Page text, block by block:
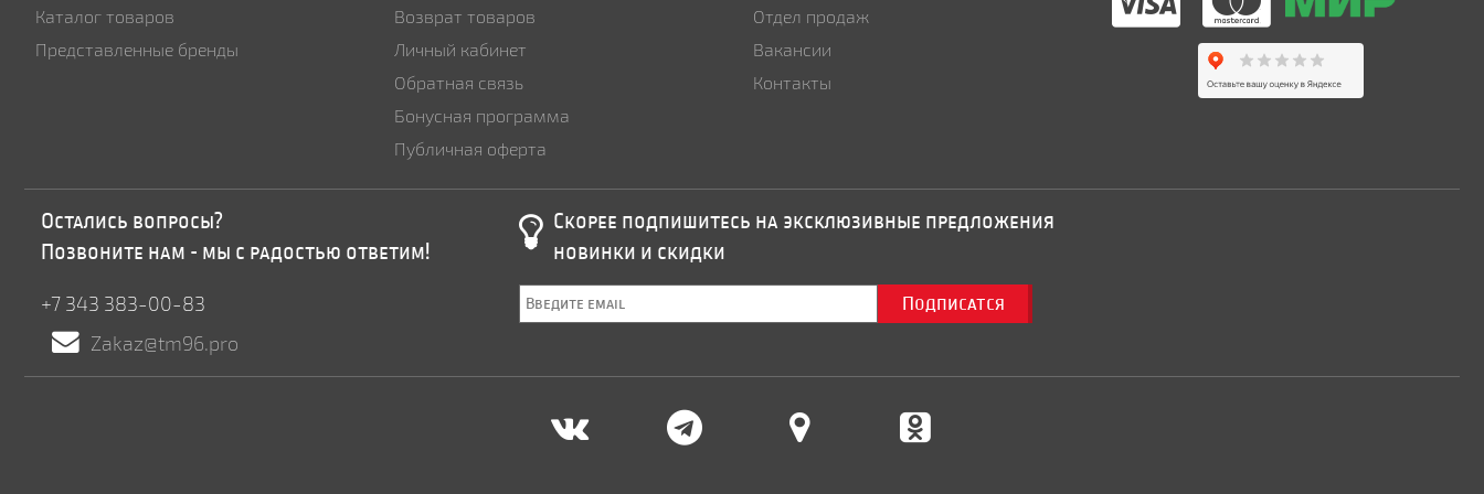
Каталог товаров
Представленные бренды
Возврат товаров
Личный кабинет
Обратная связь
Бонусная программа
Публичная оферта
Отдел продаж
Вакансии
Контакты
Остались вопросы?
Позвоните нам - мы с радостью ответим!
+7 343 383-00-83
Zakaz@tm96.pro
Скорее подпишитесь на эксклюзивные предложения
новинки и скидки
Подписатся